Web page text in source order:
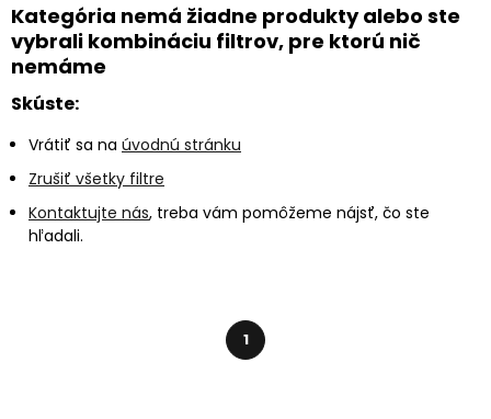
Kategória nemá žiadne produkty alebo ste
vybrali kombináciu filtrov, pre ktorú nič
nemáme
Skúste:
Vrátiť sa na úvodnú stránku
Zrušiť všetky filtre
Kontaktujte nás, treba vám pomôžeme nájsť, čo ste
hľadali.
1